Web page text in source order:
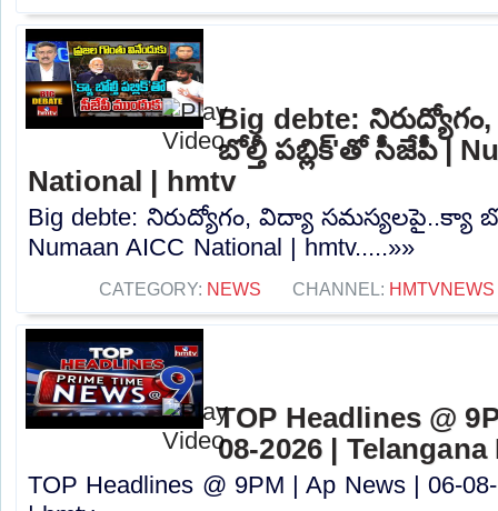
Big debte:
బోల్తీ పబ్లిక్'తో సీజేపీ |
National | hmtv
Big debte: నిరుద్యోగం, విద్యా సమస్యలపై..క్యా
Numaan AICC National | hmtv.....»»
CATEGORY: NEWS CHANNEL: HMTVNEWS
TOP Headlines @
08-2026 |
TOP Headlines @ 9PM | Ap News | 06-